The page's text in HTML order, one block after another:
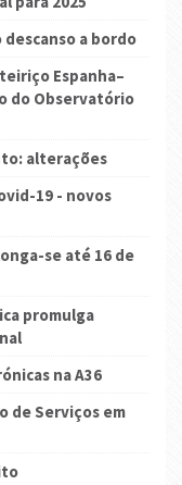
a bordo
Espanha–
do Observatório
alterações
19 - novos
se até 16 de
promulga
na A36
de Serviços em